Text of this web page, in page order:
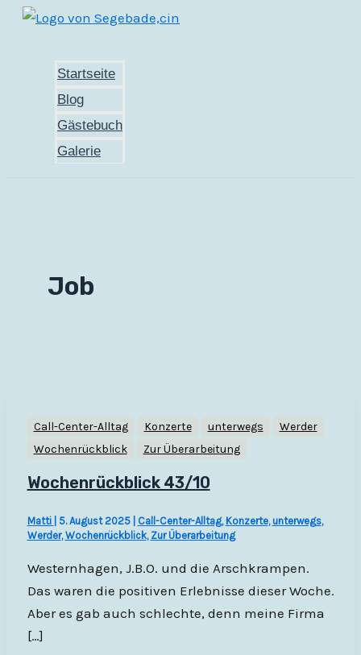
Zum
springen
Startseite
Blog
Gästebuch
Galerie
Job
Call-Center-Alltag Konzerte unterwegs
Werder
Wochenrückblick
Zur Überarbeitung
Wochenrückblick 43/10
Matti 5. August 2025 Call-Center-Alltag, Konzerte, unterwegs,
Werder,Wochenrückblick, Zur Überarbeitung
Westernhagen, J.B.O. und die Arschkrampen.
Das waren die positiven Erlebnisse dieser Woche.
Aber es gab auch schlechte, denn meine Firma
[…]